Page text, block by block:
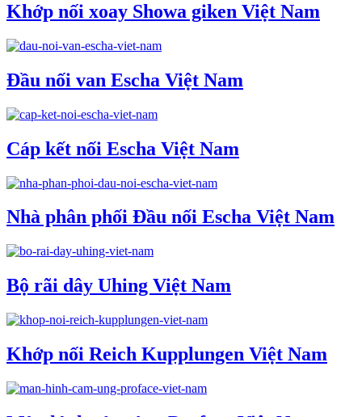
Khớp nối xoay Showa giken Việt Nam
Đầu nối van Escha Việt Nam
Cáp kết nối Escha Việt Nam
Nhà phân phối Đầu nối Escha Việt Nam
Bộ rãi dây Uhing Việt Nam
Khớp nối Reich Kupplungen Việt Nam